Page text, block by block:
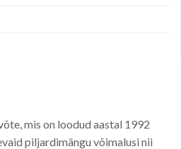
mis on loodud aastal 1992
piljardimängu võimalusi nii